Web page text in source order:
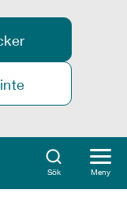
Sök Meny